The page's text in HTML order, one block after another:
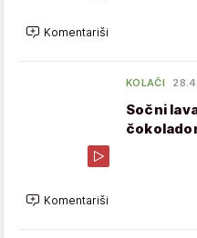
Komentariši
KOLAČI
Sočni
Komentariši